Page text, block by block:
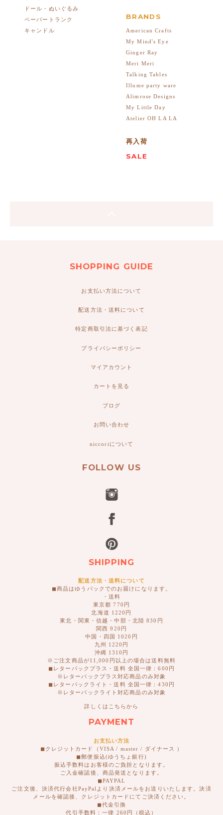
ドール・ぬいぐるみ
ペーパートランク
キャンドル
BRANDS
American Crafts
My Mind's Eye
Ginger Ray
Meri Meri
Talking Tables
Illume party ware
Alimrose Designs
My Little Day
Atelier OH LA LA
再入荷
SALE
SHOPPING GUIDE
お支払い方法について
配送方法・送料について
特定商取引法に基づく表記
プライバシーポリシー
マイアカウント
カートを見る
ブログ
お問い合わせ
niccoriについて
FOLLOW US
SHIPPING
配送方法・送料について
◼︎商品はゆうパックでのお届けになります。
・送料
東京都 770円
北海道 1220円
東北・関東・信越・中部・北陸 830円
関西 920円
中国・四国 1020円
九州 1220円
沖縄 1310円
※ご注文商品が11,000円以上の場合は送料無料
◼︎レターパックプラス・送料 全国一律：600円
※レターパックプラス対応商品のみ対象
◼︎レターパックライト・送料 全国一律：430円
※レターパックライト対応商品のみ対象
詳しくはこちらから
PAYMENT
お支払い方法
◼︎クレジットカード（VISA / master / ダイナース ）
◼︎郵便振込(ゆうちょ銀行)
振込手数料はお客様のご負担となります。
ご入金確認後、商品発送となります。
◼︎PAYPAL
ご注文後、決済代行会社PayPalより決済メールをお送りいたします。決済
メールを確認後、クレジットカードにてご決済ください。
◼︎代金引換
代引手数料：一律 260円（税込）